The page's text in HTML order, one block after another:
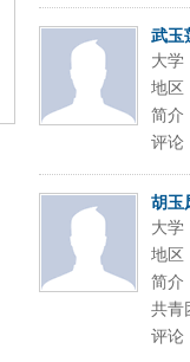
武玉
大学
地区
简介
评论
胡玉
大学
地区
简介
共青
评论